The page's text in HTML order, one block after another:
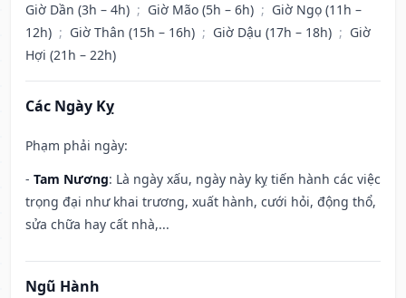
Giờ Dần (3h – 4h) ; Giờ Mão (5h – 6h) ; Giờ Ngọ (11h –
12h) ; Giờ Thân (15h – 16h) ; Giờ Dậu (17h – 18h) ; Giờ
Hợi (21h – 22h)
Các Ngày Kỵ
Phạm phải ngày:
- Tam Nương: Là ngày xấu, ngày này kỵ tiến hành các việc
trọng đại như khai trương, xuất hành, cưới hỏi, động thổ,
sửa chữa hay cất nhà,...
Ngũ Hành